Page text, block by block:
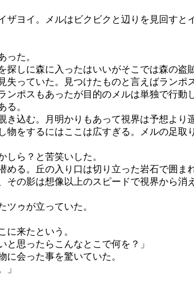
ヨイ。メルはビクビクと辺りを見回すと
た。
しに森に入ったはいいがそこでは森の盗
っていた。見つけたものと言えばラン
ポスもあったが目的のメルは単独で行
る。
込む。月明かりもあって視界は予想より
をするにはここは広すぎる。メルの足取
ら？と苦笑いした。
る。丘の入り口は切り立った岩石で囲ま
の影は想像以上のスピードで視界から消
ゥが立っていた。
来たという。
と思ったらこんなとこで何を？」
会った事を驚いていた。
」